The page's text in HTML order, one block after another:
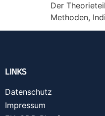
Der
Methoden,
LINKS
Datenschutz
Impressum